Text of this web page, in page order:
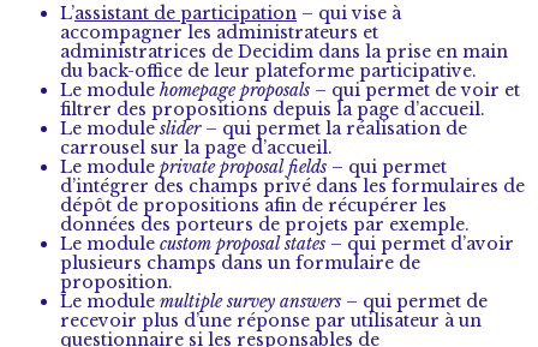
L’assistant de participation – qui vise à
accompagner les administrateurs et
administratrices de Decidim dans la prise en main
du back-office de leur plateforme participative.
Le module homepage proposals – qui permet de voir et
filtrer des propositions depuis la page d’accueil.
Le moduleslider – qui permet la réalisation de
carrousel sur la page d’accueil.
Le module private proposal fields – qui permet
d’intégrer des champs privé dans les formulaires de
dépôt de propositions afin de récupérer les
données des porteurs de projets par exemple.
Le module custom proposal states – qui permet d’avoir
plusieurs champs dans un formulaire de
proposition.
Le module multiple survey answers – qui permet de
recevoir plus d’une réponse par utilisateur à un
questionnaire si les responsables de